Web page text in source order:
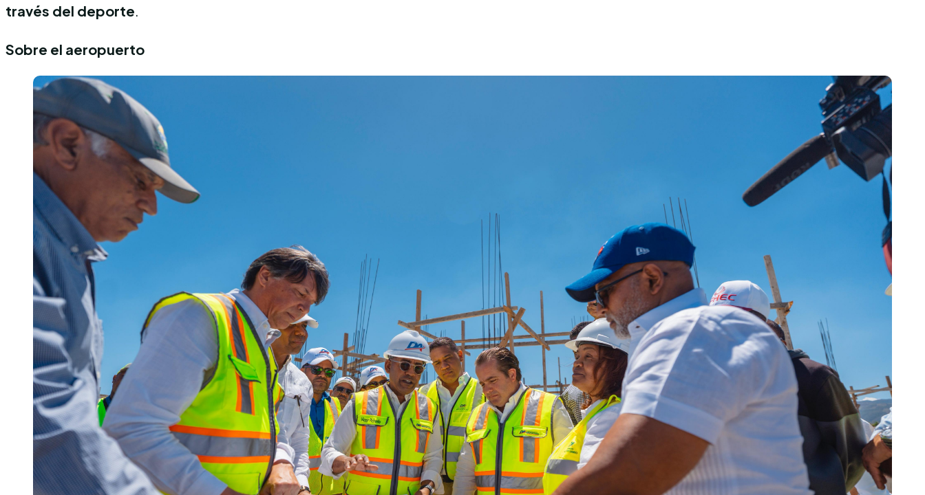
través del deporte.
Sobre el aeropuerto